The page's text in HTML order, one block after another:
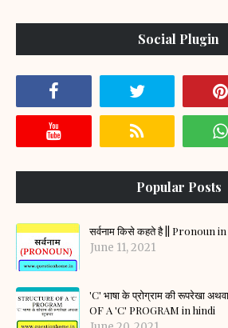
Social Plugin
Popular Posts
सर्वनाम किसे कहते है || Pronoun
June 11, 2021
'C' भाषा के प्रोग्राम की रूपरेखा
OF A 'C' PROGRAM in hindi